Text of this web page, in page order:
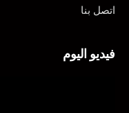
اتصل بنا
فيديو اليوم